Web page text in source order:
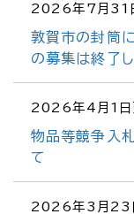
2026年7月31
敦賀市の封筒
の募集は終了し
2026年4月1日
物品等競争入
て
2026年3月23